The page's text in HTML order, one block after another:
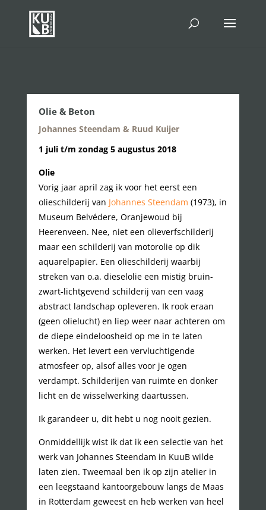
Olie & Beton
Johannes Steendam & Ruud Kuijer
1 juli t/m zondag 5 augustus 2018
Olie
Vorig jaar april zag ik voor het eerst een
olieschilderij van Johannes Steendam (1973), in
Museum Belvédere, Oranjewoud bij
Heerenveen. Nee, niet een olieverfschilderij
maar een schilderij van motorolie op dik
aquarelpapier. Een olieschilderij waarbij
streken van o.a. dieselolie een mistig bruin-
zwart-lichtgevend schilderij van een vaag
abstract landschap opleveren. Ik rook eraan
(geen olielucht) en liep weer naar achteren om
de diepe eindeloosheid op me in te laten
werken. Het levert een vervluchtigende
atmosfeer op, alsof alles voor je ogen
verdampt. Schilderijen van ruimte en donker
licht en de wisselwerking daartussen.
Ik garandeer u, dit hebt u nog nooit gezien.
Onmiddellijk wist ik dat ik een selectie van het
werk van Johannes Steendam in KuuB wilde
laten zien. Tweemaal ben ik op zijn atelier in
een leegstaand kantoorgebouw langs de Maas
in Rotterdam geweest en heb werken van heel